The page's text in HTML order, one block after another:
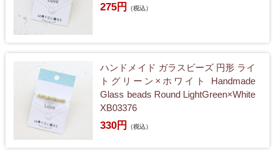
275円 （税込）
ハンドメイド ガラスビーズ 円形 ライ
トグリーン×ホワイト Handmade
Glass beads Round LightGreen×White
XB03376
330円 （税込）